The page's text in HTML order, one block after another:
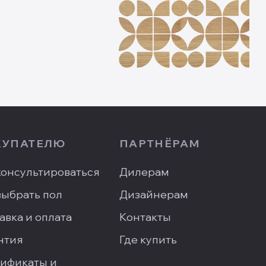
пол
и оплата
и
ПАРТНЁРАМ
Дилерам
Дизайнерам
Контакты
Где купить